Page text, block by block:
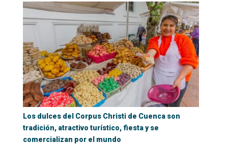
Los dulces del Corpus Christi de Cuenca son
tradición, atractivo turístico, fiesta y se
comercializan por el mundo